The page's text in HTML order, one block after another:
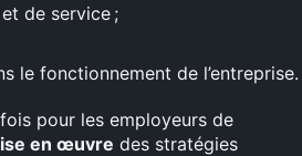
de service ;
le fonctionnement de l’entreprise.
pour les employeurs de
en œuvre des stratégies